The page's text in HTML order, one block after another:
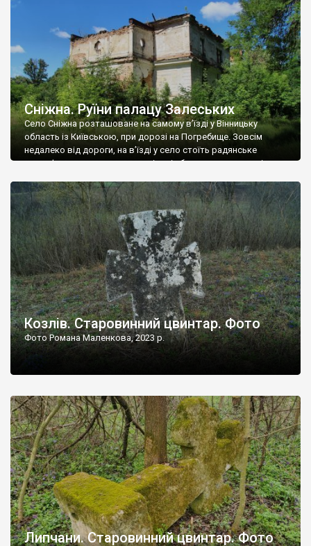
Сніжна. Руїни палацу Залеських
Село Сніжна розташоване на самому в’їзді у Вінницьку
область із Київською, при дорозі на Погребище. Зовсім
недалеко від дороги, на в’їзді у село стоїть радянське
рельєфне пано, яке показує жінку і яблуню, а трохи далі, десь
не видно, але видно дві стареньких колії у траві – […]
Козлів. Старовинний цвинтар. Фото
Фото Романа Маленкова, 2023 р.
Липчани. Старовинний цвинтар. Фото